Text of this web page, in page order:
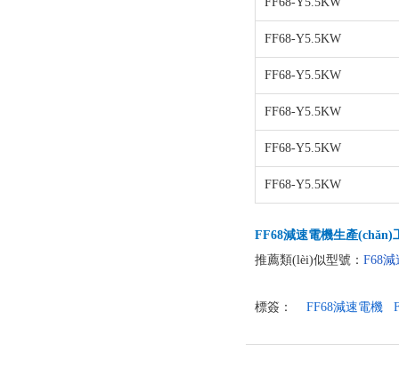
FF68-Y5.5KW
FF68-Y5.5KW
FF68-Y5.5KW
FF68-Y5.5KW
FF68-Y5.5KW
FF68減速電機生產(chǎn)工
推薦類(lèi)似型號： F68減
標簽： FF68減速電機